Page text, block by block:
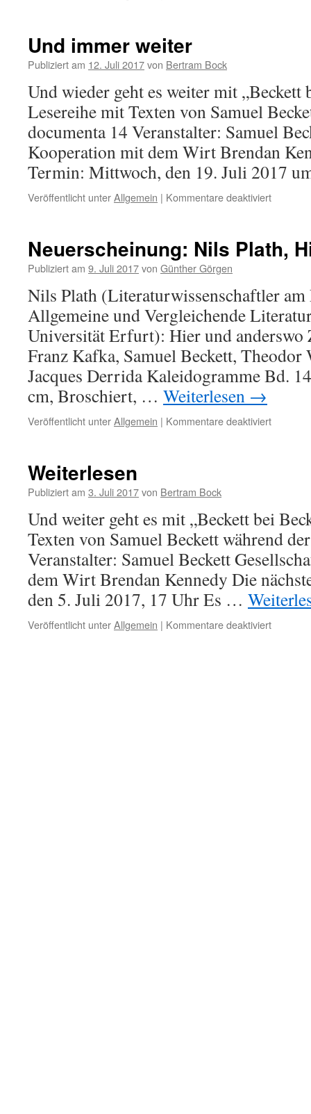
Und immer weiter
Publiziert am 12. Juli 2017von Bertram Bock
Und wieder geht es weiter mit „Beckett
Lesereihe mit Texten von Samuel
documenta 14 Veranstalter: Samuel
Kooperation mit dem Wirt Brendan
Termin: Mittwoch, den 19. Juli 2017
Veröffentlicht unterAllgemein | Kommentare deaktiviert
weiter
Neuerscheinung: Nils Plath,
Publiziert am 9. Juli 2017von Günther Görgen
Nils Plath (Literaturwissenschaftler
Allgemeine und Vergleichende
Universität Erfurt): Hier und anderswo
Franz Kafka, Samuel Beckett,
Jacques Derrida Kaleidogramme Bd.
cm, Broschiert, … Weiterlesen →
Veröffentlicht unterAllgemein | Kommentare deaktiviert
Weiterlesen
Publiziert am 3. Juli 2017von Bertram Bock
Und weiter geht es mit „Beckett bei
Texten von Samuel Beckett während
Veranstalter: Samuel Beckett
dem Wirt Brendan Kennedy Die
den 5. Juli 2017, 17 Uhr Es …
Veröffentlicht unterAllgemein | Kommentare deaktiviert